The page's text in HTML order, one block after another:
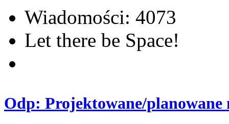
Wiadomości: 4073
Let there be Space!
Odp: Projektowane/